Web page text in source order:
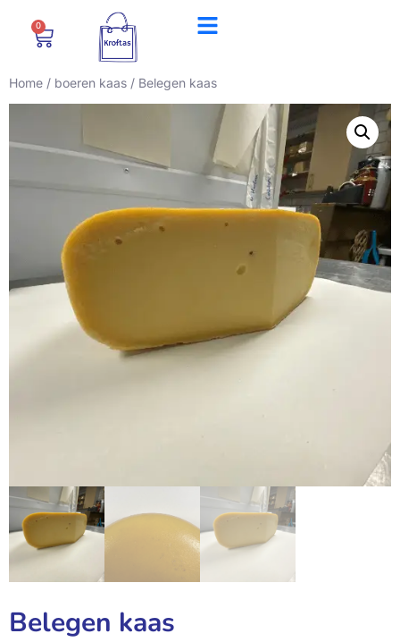
0
Home / boeren kaas / Belegen kaas
Belegen kaas